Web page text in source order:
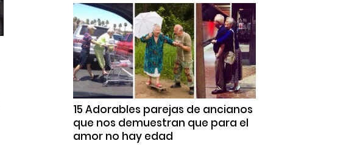
15 Adorables parejas de ancianos
que nos demuestran que para el
amor no hay edad